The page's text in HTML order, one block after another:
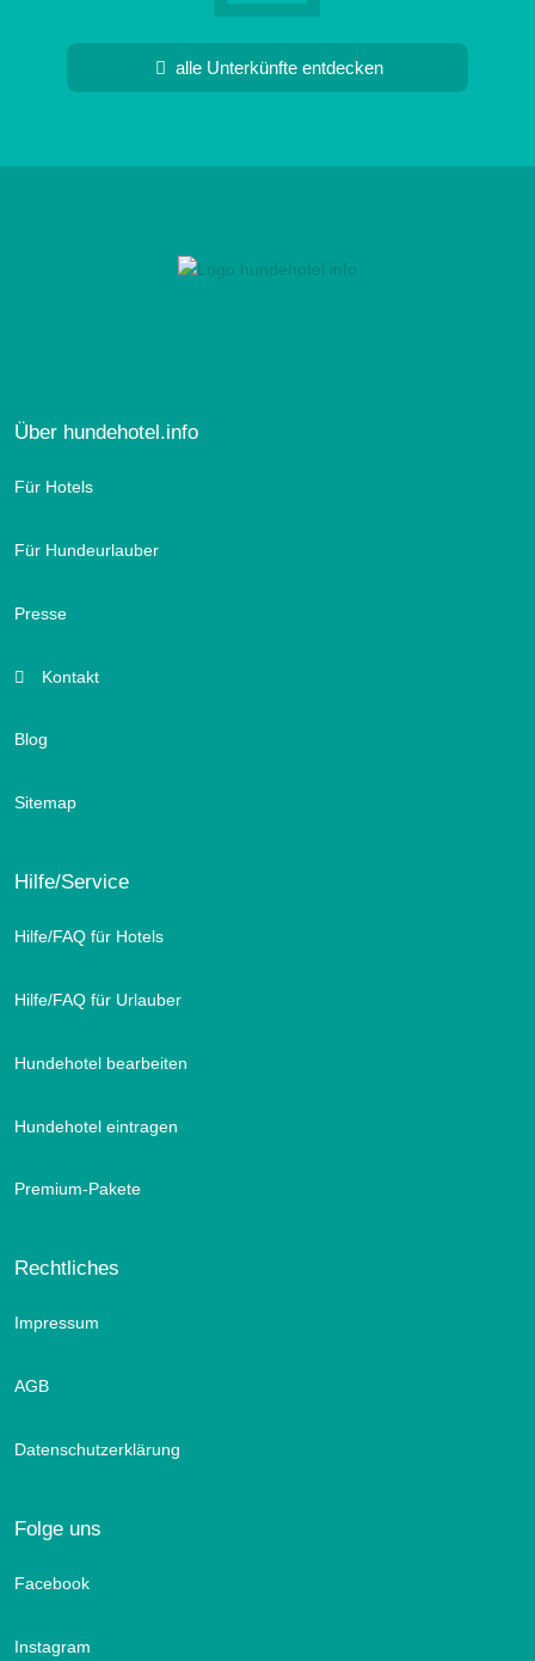
alle Unterkünfte entdecken
Über hundehotel.info
Für Hotels
Für Hundeurlauber
Presse
Kontakt
Blog
Sitemap
Hilfe/Service
Hilfe/FAQ für Hotels
Hilfe/FAQ für Urlauber
Hundehotel bearbeiten
Hundehotel eintragen
Premium-Pakete
Rechtliches
Impressum
AGB
Datenschutzerklärung
Folge uns
Facebook
Instagram